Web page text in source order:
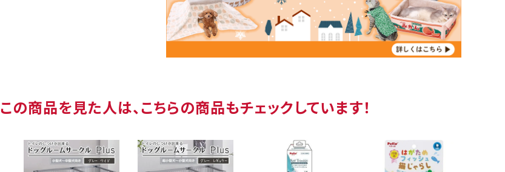
この商品を見た人は、こちらの商品もチェックしています！